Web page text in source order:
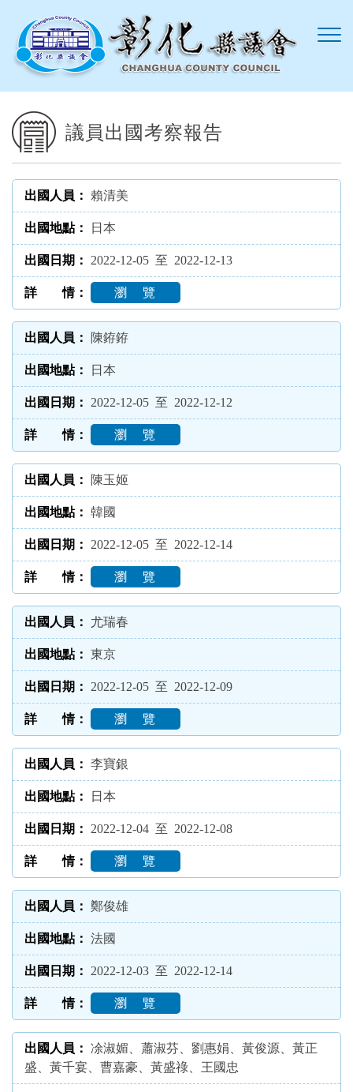
議員出國考察報告
賴清美
日本
2022-12-05 至 2022-12-13
瀏 覽
陳銌銌
日本
2022-12-05 至 2022-12-12
瀏 覽
陳玉姬
韓國
2022-12-05 至 2022-12-14
瀏 覽
尤瑞春
東京
2022-12-05 至 2022-12-09
瀏 覽
李寶銀
日本
2022-12-04 至 2022-12-08
瀏 覽
鄭俊雄
法國
2022-12-03 至 2022-12-14
瀏 覽
凃淑媚、蕭淑芬、劉惠娟、黃俊源、黃正
盛、黃千宴、曹嘉豪、黃盛祿、王國忠